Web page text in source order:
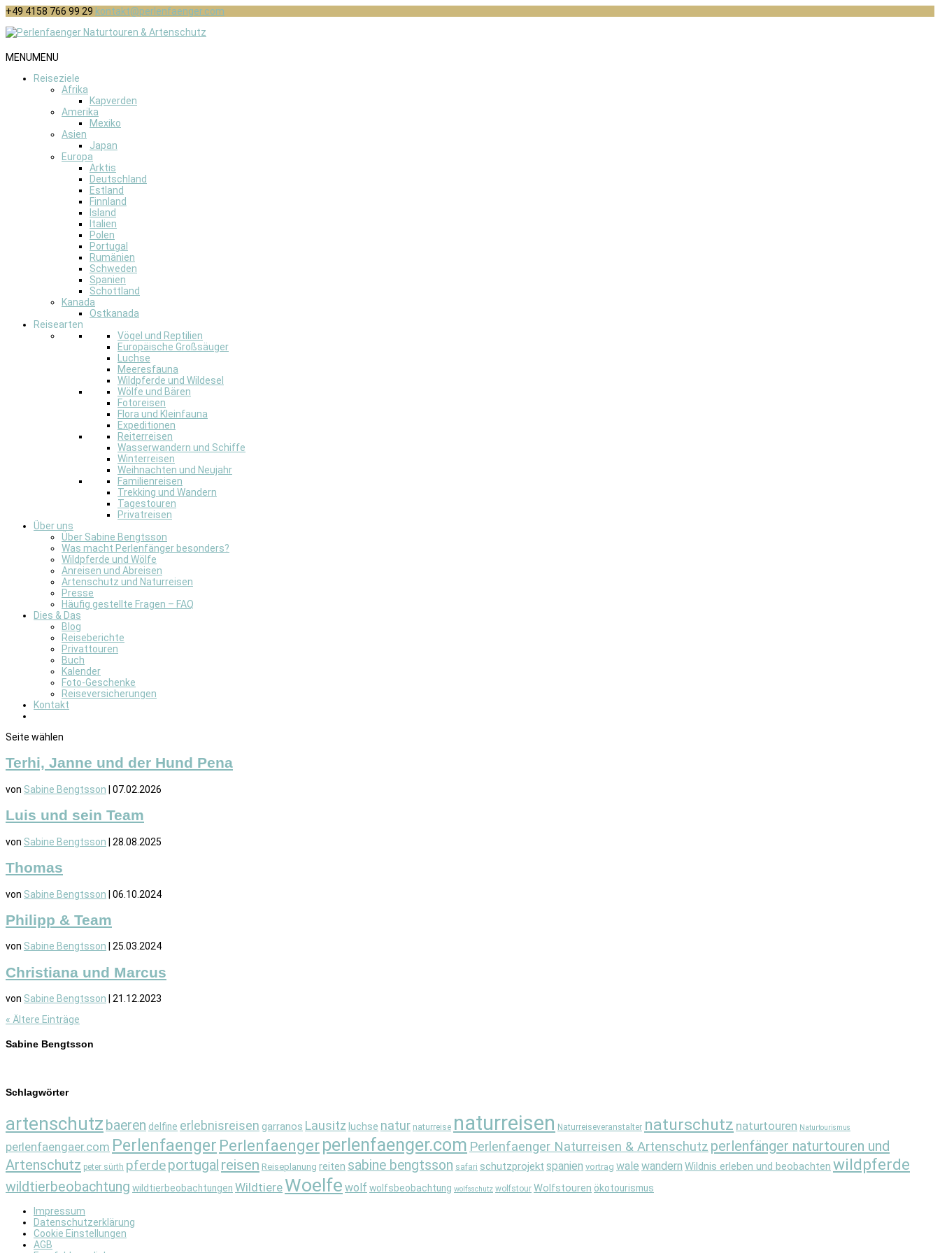
+49 4158 766 99 29 kontakt@perlenfaenger.com
MENUMENU
Reiseziele
Afrika
Kapverden
Amerika
Mexiko
Asien
Japan
Europa
Arktis
Deutschland
Estland
Finnland
Island
Italien
Polen
Portugal
Rumänien
Schweden
Spanien
Schottland
Kanada
Ostkanada
Reisearten
Vögel und Reptilien
Europäische Großsäuger
Luchse
Meeresfauna
Wildpferde und Wildesel
Wölfe und Bären
Fotoreisen
Flora und Kleinfauna
Expeditionen
Reiterreisen
Wasserwandern und Schiffe
Winterreisen
Weihnachten und Neujahr
Familienreisen
Trekking und Wandern
Tagestouren
Privatreisen
Über uns
Über Sabine Bengtsson
Was macht Perlenfänger besonders?
Wildpferde und Wölfe
Anreisen und Abreisen
Artenschutz und Naturreisen
Presse
Häufig gestellte Fragen – FAQ
Dies & Das
Blog
Reiseberichte
Privattouren
Buch
Kalender
Foto-Geschenke
Reiseversicherungen
Kontakt
Seite wählen
Terhi, Janne und der Hund Pena
von Sabine Bengtsson 07.02.2026
Luis und sein Team
von Sabine Bengtsson 28.08.2025
Thomas
von Sabine Bengtsson | 06.10.2024
Philipp & Team
von Sabine Bengtsson 25.03.2024
Christiana und Marcus
von Sabine Bengtsson
21.12.2023
« Ältere Einträge
Sabine Bengtsson
Schlagwörter
artenschutz baeren delfine erlebnisreisen garranos Lausitz luchse natur naturreise naturreisen Naturreiseveranstalter naturschutz naturtouren Naturtourismus
perlenfaengaer.com Perlenfaenger Perlenfaengerperlenfaenger.com Perlenfaenger Naturreisen & Artenschutz perlenfänger naturtouren und
Artenschutz peter sürth pferdeportugal reisen Reiseplanung reiten sabine bengtsson safari schutzprojekt spanien vortrag wale wandern Wildnis erleben und beobachten wildpferde
wildtierbeobachtung wildtierbeobachtungen Wildtiere Woelfe wolf wolfsbeobachtung wolfsschutz wolfstour Wolfstouren ökotourismus
Impressum
Datenschutzerklärung
Cookie Einstellungen
AGB